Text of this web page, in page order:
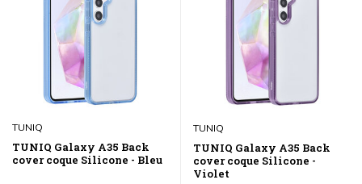
TUNIQ
TUNIQ Galaxy A35 Back
cover coque Silicone - Bleu
TUNIQ
TUNIQ Galaxy A35 Back
cover coque Silicone -
Violet